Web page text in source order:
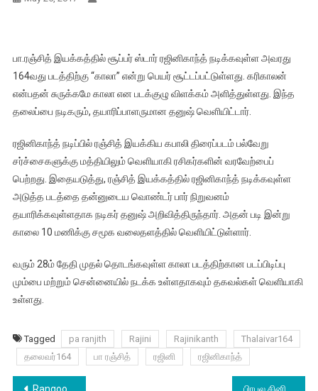
பா.ரஞ்சித் இயக்கத்தில் சூப்பர் ஸ்டார் ரஜினிகாந்த் நடிக்கவுள்ள அவரது
164வது படத்திற்கு “காலா” என்று பெயர் சூட்டப்பட்டுள்ளது. கரிகாலன்
என்பதன் சுருக்கமே காலா என படக்குழு விளக்கம் அளித்துள்ளது. இந்த
தலைப்பை நடிகரும், தயாரிப்பாளருமான தனுஷ் வெளியிட்டார்.
ரஜினிகாந்த் நடிப்பில் ரஞ்சித் இயக்கிய கபாலி திரைப்படம் பல்வேறு
சர்ச்சைகளுக்கு மத்தியிலும் வெளியாகி ரசிகர்களின் வரவேற்பைப்
பெற்றது. இதையடுத்து, ரஞ்சித் இயக்கத்தில் ரஜினிகாந்த் நடிக்கவுள்ள
அடுத்த படத்தை தன்னுடைய வொண்டர் பார் நிறுவனம்
தயாரிக்கவுள்ளதாக நடிகர் தனுஷ் அறிவித்திருந்தார். அதன் படி இன்று
காலை 10 மணிக்கு சமூக வலைதளத்தில் வெளியிட்டுள்ளார்.
வரும் 28ம் தேதி முதல் தொடங்கவுள்ள காலா படத்திற்கான படப்பிடிப்பு
மும்பை மற்றும் சென்னையில் நடக்க உள்ளதாகவும் தகவல்கள் வெளியாகி
உள்ளது.
Tagged pa ranjith Rajini Rajinikanth
Thalaivar164
தலைவர்164
பா ரஞ்சித் ரஜினி ரஜினிகாந்த்